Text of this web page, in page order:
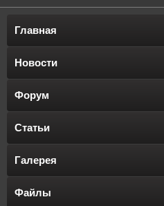
Главная
Новости
Форум
Статьи
Галерея
Файлы